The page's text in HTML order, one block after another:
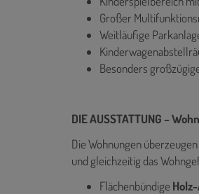
Großer
Weitläufige
Besonders
DIE AUSSTATTUNG –
Die Wohnungen
und gleichzeitig das
Flächenbündige